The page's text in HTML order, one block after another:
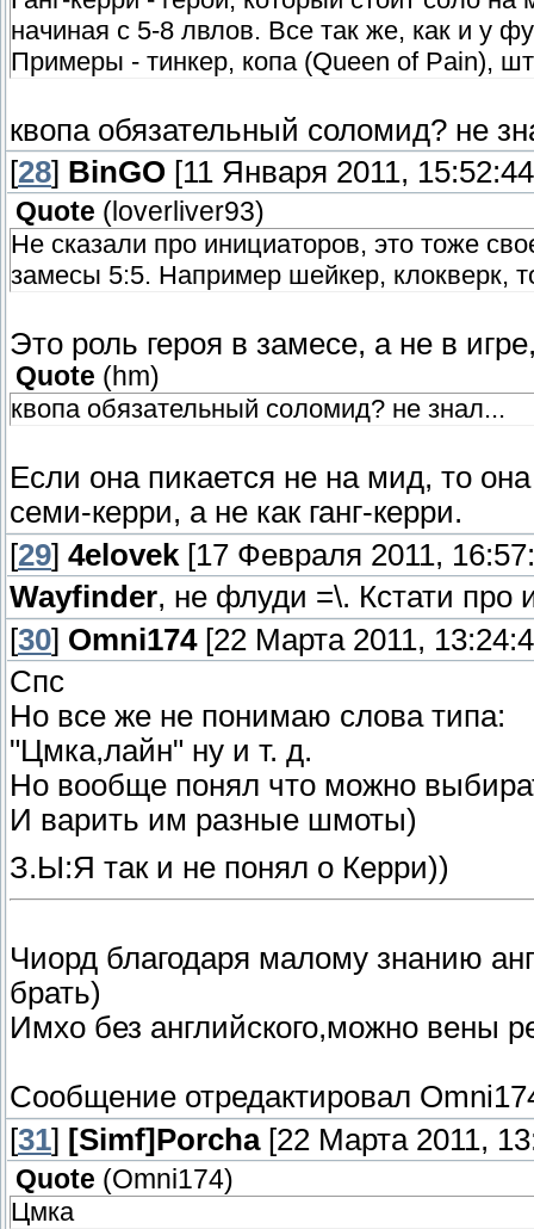
начиная с 5-8 лвлов. Все так же, как и у
Примеры - тинкер, копа (Queen of Pain),
квопа обязательный соломид? не
[28] BinGO [11 Января 2011,
Quote ( loverliver93)
Не сказали про инициаторов, это тоже
замесы 5:5. Например шейкер, клокверк,
Это роль героя в замесе, а не в
Quote (hm)
квопа обязательный соломид? не знал...
Если она пикается не на мид, то
семи-керри, а не как ганг-керри.
[29] 4elovek [17 Февраля 2011,
Wayfinder, не флуди =\. Кстати
[30] Omni174[22 Марта 2011,
Спс
Но все же не понимаю слова типа:
"Цмка,лайн" ну и т. д.
Но вообще понял что можно
И варить им разные шмоты)
З.Ы:Я так и не понял о Керри))
Чиорд благодаря малому знанию
брать)
Имхо без английского,можно вены
Сообщение отредактировал
[31] [Simf]Porcha[22 Марта 2011,
Quote (Omni174)
Цмка